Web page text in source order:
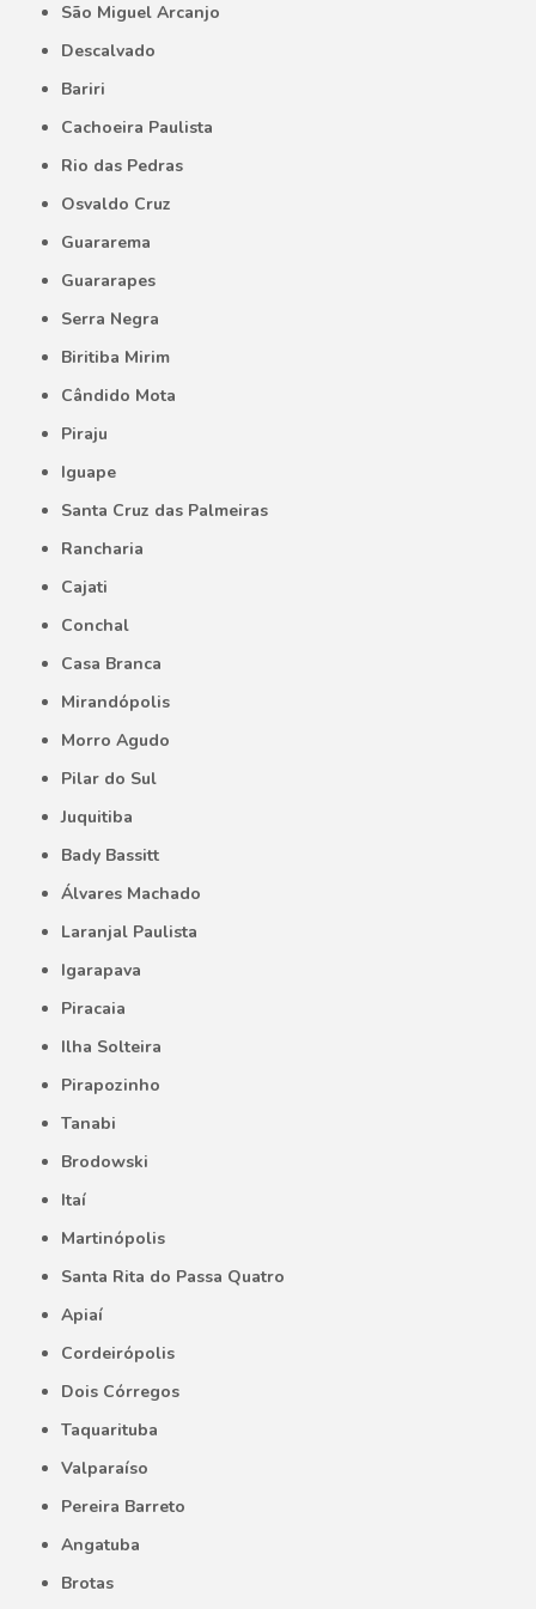
São Miguel Arcanjo
Descalvado
Bariri
Cachoeira Paulista
Rio das Pedras
Osvaldo Cruz
Guararema
Guararapes
Serra Negra
Biritiba Mirim
Cândido Mota
Piraju
Iguape
Santa Cruz das Palmeiras
Rancharia
Cajati
Conchal
Casa Branca
Mirandópolis
Morro Agudo
Pilar do Sul
Juquitiba
Bady Bassitt
Álvares Machado
Laranjal Paulista
Igarapava
Piracaia
Ilha Solteira
Pirapozinho
Tanabi
Brodowski
Itaí
Martinópolis
Santa Rita do Passa Quatro
Apiaí
Cordeirópolis
Dois Córregos
Taquarituba
Valparaíso
Pereira Barreto
Angatuba
Brotas